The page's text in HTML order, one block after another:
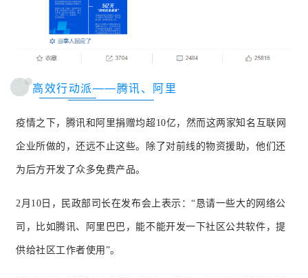
高效行动派——腾讯、阿里
疫情之下，腾讯和阿里捐赠均超10亿，然而这两家知名互联网
企业所做的，还远不止这些。 除了对前线的物资援助，他们还
为后方开发了众多免费产品。
2月10日，民政部司长在发布会上表示：“恳请一些大的网络公
司，比如腾讯、阿里巴巴，能不能开发一下社区公共软件，提
供给社区工作者使用”。